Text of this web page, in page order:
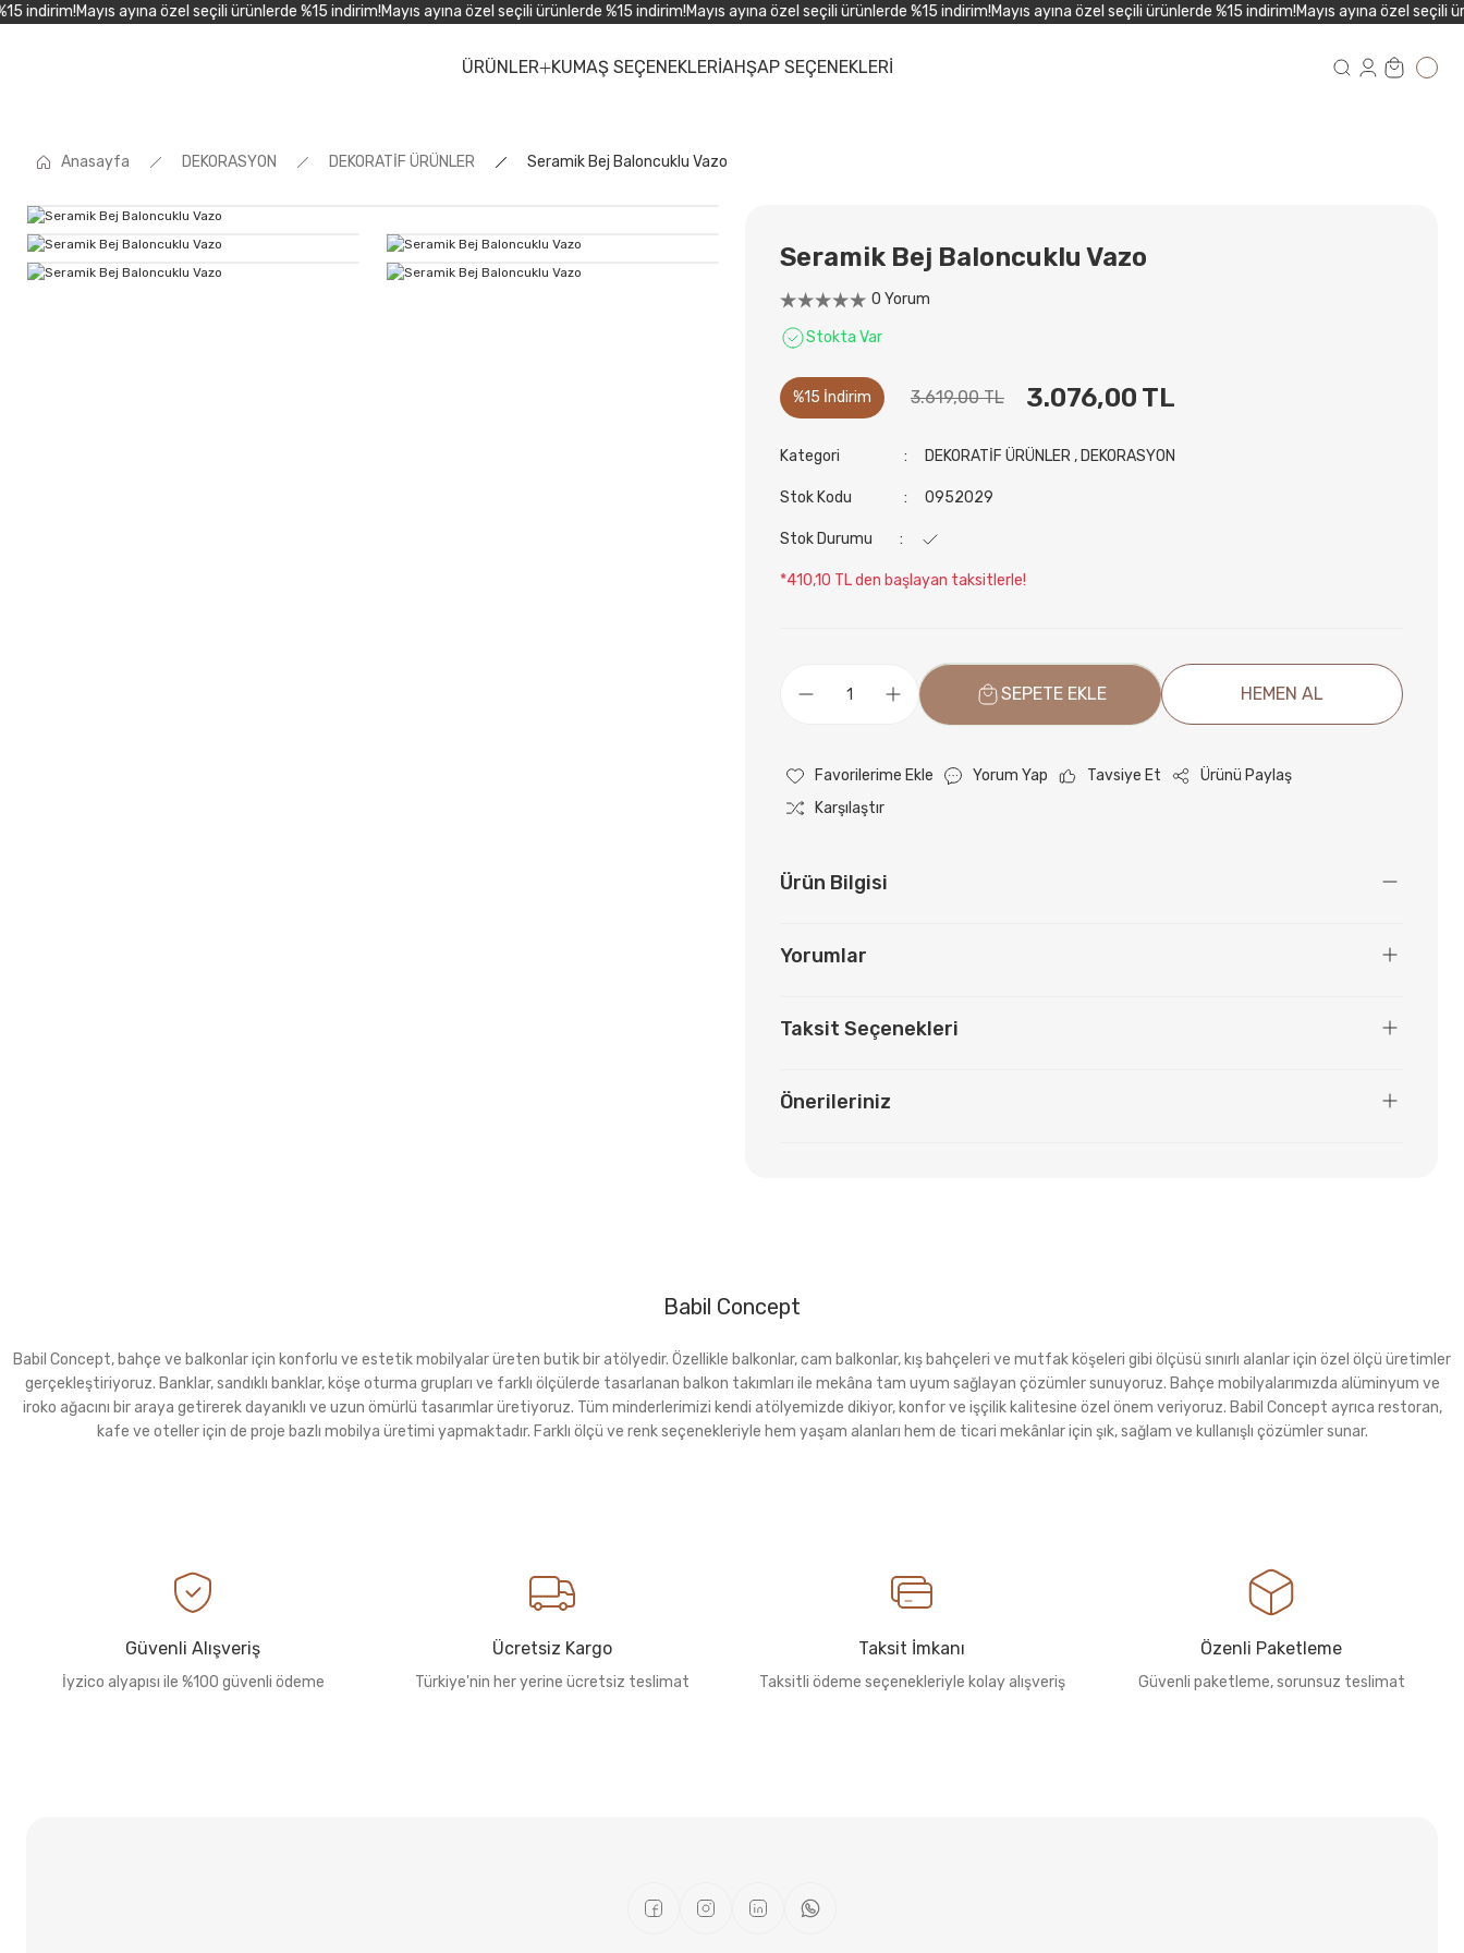
indirim!Mayıs ayına özel seçili ürünlerde %15 indirim!Mayıs ayına özel seçili ürünlerde %15 indirim!Mayıs ayına özel seçili ürünlerde %15 indirim!Mayıs ayına özel seçili ürünlerde %15 indirim!Mayıs ayına özel seçili
ÜRÜNLER KUMAŞ SEÇENEKLERİAHŞAP SEÇENEKLERİ
Anasayfa DEKORASYON DEKORATİF ÜRÜNLER Seramik Bej Baloncuklu Vazo
Seramik Bej Baloncuklu Vazo
0 Yorum
Stokta Var
%15 İndirim 3.619,00 TL 3.076,00 TL
Kategori DEKORATİF ÜRÜNLER , DEKORASYON
Stok Kodu 0952029
Stok Durumu
*410,10 TL den başlayan taksitlerle!
SEPETE EKLE HEMEN AL
Yorum Yap Tavsiye Et
Ürünü Paylaş
Karşılaştır
Ürün Bilgisi
Yorumlar
Taksit Seçenekleri
Önerileriniz
Babil Concept
Babil Concept, bahçe ve balkonlar için konforlu ve estetik mobilyalar üreten butik bir atölyedir. Özellikle balkonlar, cam balkonlar, kış bahçeleri ve mutfak köşeleri gibi ölçüsü sınırlı alanlar için özel ölçü üretimler
gerçekleştiriyoruz. Banklar, sandıklı banklar, köşe oturma grupları ve farklı ölçülerde tasarlanan balkon takımları ile mekâna tam uyum sağlayan çözümler sunuyoruz. Bahçe mobilyalarımızda alüminyum ve
iroko ağacını bir araya getirerek dayanıklı ve uzun ömürlü tasarımlar üretiyoruz. Tüm minderlerimizi kendi atölyemizde dikiyor, konfor ve işçilik kalitesine özel önem veriyoruz. Babil Concept ayrıca restoran,
kafe ve oteller için de proje bazlı mobilya üretimi yapmaktadır. Farklı ölçü ve renk seçenekleriyle hem yaşam alanları hem de ticari mekânlar için şık, sağlam ve kullanışlı çözümler sunar.
Güvenli Alışveriş
İyzico alyapısı ile %100 güvenli ödeme
Ücretsiz Kargo
Türkiye'nin her yerine ücretsiz teslimat
Taksit İmkanı
Taksitli ödeme seçenekleriyle kolay alışveriş
Özenli Paketleme
Güvenli paketleme, sorunsuz teslimat